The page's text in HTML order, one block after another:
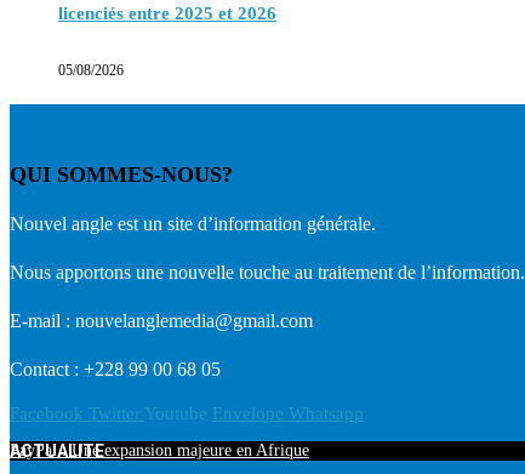
licenciés entre 2025 et 2026
05/08/2026
QUI SOMMES-NOUS?
Nouvel angle est un site d’information générale.
Nous apportons une nouvelle touche au traitement de l’information.
E-mail : nouvelanglemedia@gmail.com
Contact : +228 99 00 68 05
Facebook Twitter Youtube Envelope Whatsapp
ACTUALITE
PayPal : Une expansion majeure en Afrique